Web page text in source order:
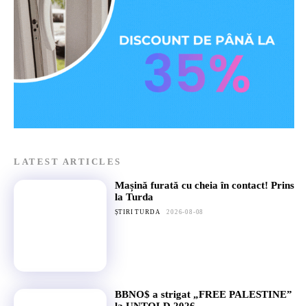
LATEST ARTICLES
Mașină furată cu cheia în contact! Prins
la Turda
ȘTIRI TURDA 2026-08-08
BBNO$ a strigat „FREE PALESTINE”